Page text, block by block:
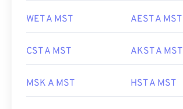
WET A MST AEST A MST
CST A MST AKST A MST
MSK A MST HST A MST